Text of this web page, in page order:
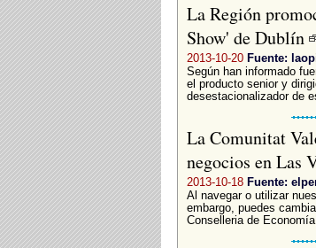
La Región
Show' de Dublín
2013-10-20 Fuente:
Según han informado
el producto senior y
desestacionalizador de
La Comunitat
negocios en Las
2013-10-18 Fuente:
Al navegar o utilizar
embargo, puedes
Conselleria de